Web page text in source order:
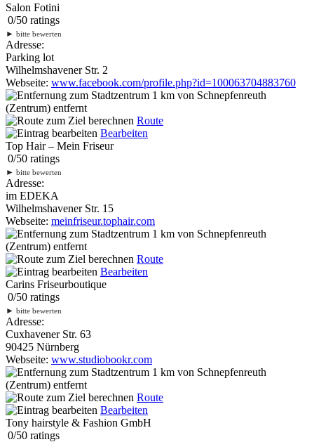
Salon Fotini
0/50 ratings
► bitte bewerten
Adresse:
Parking lot
Wilhelmshavener Str. 2
Webseite: www.facebook.com/profile.php?id=100063704883760
1 km von Schnepfenreuth
(Zentrum) entfernt
Route
Bearbeiten
Top Hair – Mein Friseur
0/50 ratings
► bitte bewerten
Adresse:
im EDEKA
Wilhelmshavener Str. 15
Webseite: meinfriseur.tophair.com
1 km von Schnepfenreuth
(Zentrum) entfernt
Route
Bearbeiten
Carins Friseurboutique
0/50 ratings
► bitte bewerten
Adresse:
Cuxhavener Str. 63
90425 Nürnberg
Webseite: www.studiobookr.com
1 km von Schnepfenreuth
(Zentrum) entfernt
Route
Bearbeiten
Tony hairstyle & Fashion GmbH
0/50 ratings